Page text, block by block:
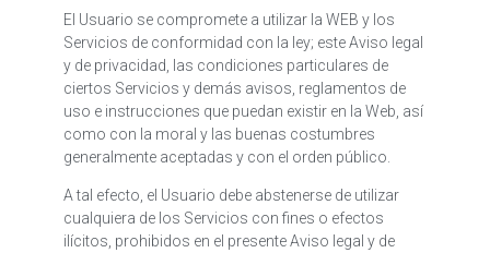
El Usuario se compromete a utilizar la WEB y los
Servicios de conformidad con la ley; este Aviso legal
y de privacidad, las condiciones particulares de
ciertos Servicios y demás avisos, reglamentos de
uso e instrucciones que puedan existir en la Web, así
como con la moral y las buenas costumbres
generalmente aceptadas y con el orden público.
A tal efecto, el Usuario debe abstenerse de utilizar
cualquiera de los Servicios con fines o efectos
ilícitos, prohibidos en el presente Aviso legal y de